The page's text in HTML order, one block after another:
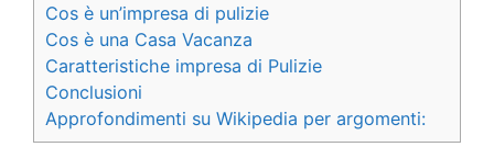
Cos è un’impresa di pulizie
Cos è una Casa Vacanza
Caratteristiche impresa di Pulizie
Conclusioni
Approfondimenti su Wikipedia per argomenti: